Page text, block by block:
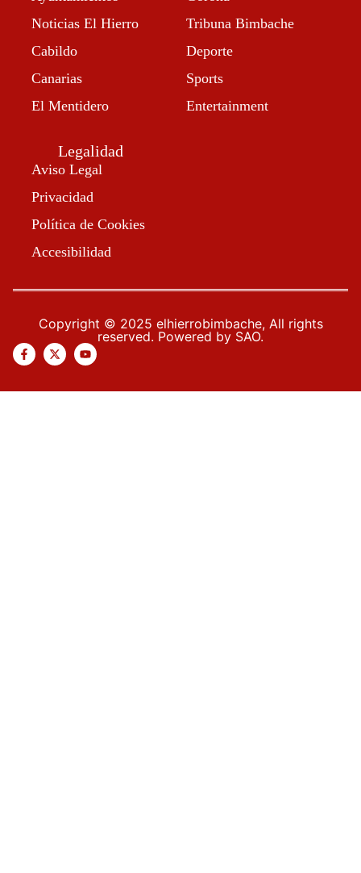
Noticias El Hierro
Cabildo
Canarias
El Mentidero
Tribuna Bimbache
Deporte
Sports
Entertainment
Legalidad
Aviso Legal
Privacidad
Política de Cookies
Accesibilidad
Copyright © 2025 elhierrobimbache, All rights
reserved. Powered by SAO.